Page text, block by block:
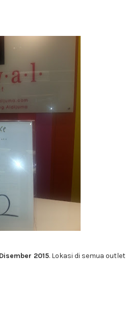
2015. Lokasi di semua